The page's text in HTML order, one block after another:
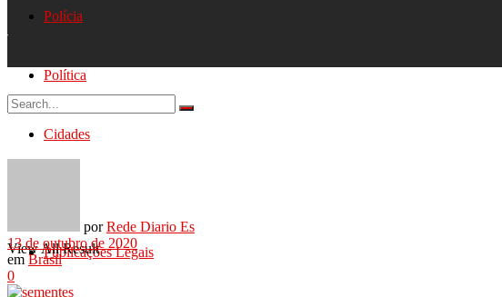
Polícia
Política
Cidades
Publicações Legais
View All Result
por Rede Diario Es
13 de outubro de 2020
em Brasil
0